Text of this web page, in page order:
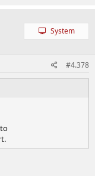
System
#4.378